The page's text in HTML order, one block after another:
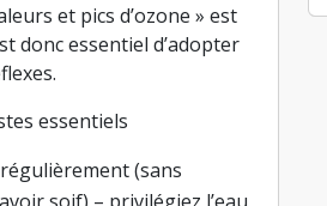
et pics d’ozone » est
donc essentiel d’adopter
essentiels
(sans